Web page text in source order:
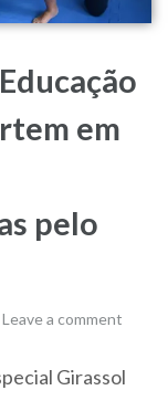
em
pelo
Leave a comment
Girassol